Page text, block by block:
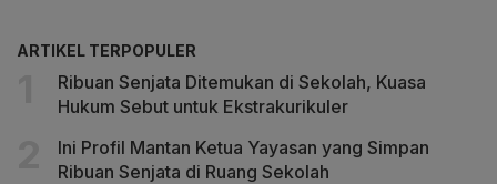
ARTIKEL TERPOPULER
Ribuan Senjata Ditemukan di Sekolah, Kuasa
Hukum Sebut untuk Ekstrakurikuler
Ini Profil Mantan Ketua Yayasan yang Simpan
Ribuan Senjata di Ruang Sekolah